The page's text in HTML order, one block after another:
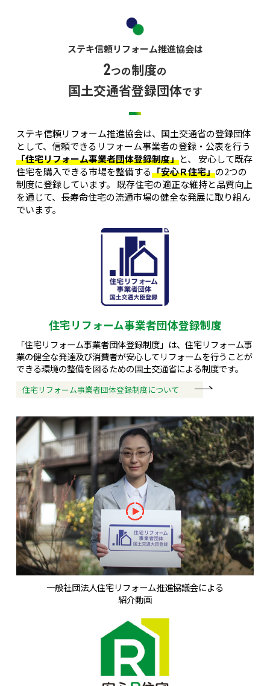
ステキ信頼リフォーム推進協会は
2つの制度の
国土交通省登録団体です
ステキ信頼リフォーム推進協会は、国土交通省の登録団体
として、信頼できるリフォーム事業者の登録・公表を行う
「住宅リフォーム事業者団体登録制度」と、 安心して既存
住宅を購入できる市場を整備する「安心Ｒ住宅」の2つの
制度に登録しています。 既存住宅の適正な維持と品質向上
を通じて、長寿命住宅の流通市場の健全な発展に取り組ん
でいます。
住宅リフォーム事業者団体登録制度
「住宅リフォーム事業者団体登録制度」は、住宅リフォーム事
業の健全な発達及び消費者が安心してリフォームを行うことが
できる環境の整備を図るための国土交通省による制度です。
住宅リフォーム事業者団体登録制度について
一般社団法人住宅リフォーム推進協議会による
紹介動画